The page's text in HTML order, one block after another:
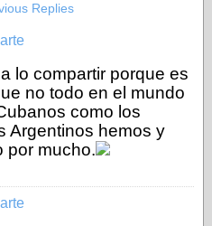
Replies
lo compartir porque es
no todo en el mundo
como los
Argentinos hemos y
por mucho.